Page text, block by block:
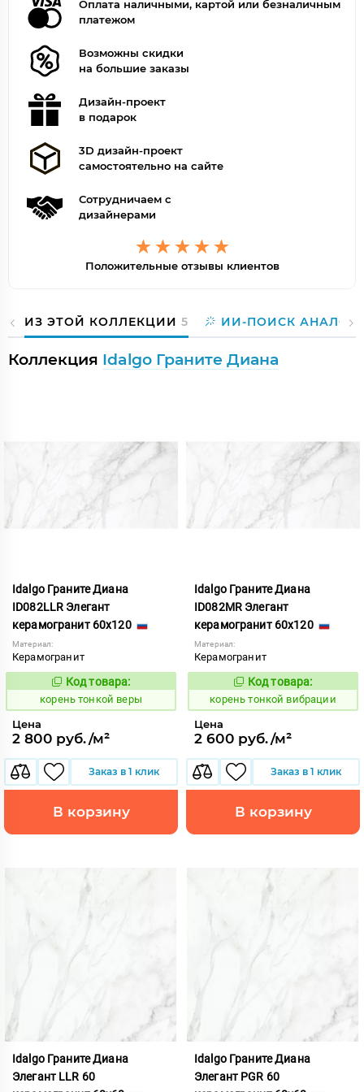
Оплата наличными, картой или безналичным
платежом
Возможны скидки
на большие заказы
Дизайн-проект
в подарок
3D дизайн-проект
самостоятельно на сайте
Сотрудничаем с
дизайнерами
Положительные отзывы клиентов
ИЗ ЭТОЙ КОЛЛЕКЦИИ 5 ИИ-ПОИСК
Коллекция Idalgo Граните Диана
Idalgo Граните Диана
ID082LLR Элегант
керамогранит 60x120
Материал:
Керамогранит
794008
Код товара:
корень тонкой веры
Цена
2 800 руб./м²
Заказ в 1 клик
В корзину
Idalgo Граните Диана
ID082MR Элегант
керамогранит 60x120
Материал:
Керамогранит
794010
Код товара:
корень тонкой вибрации
Цена
2 600 руб./м²
Заказ в 1 клик
В корзину
Idalgo Граните Диана
Элегант LLR 60
Idalgo Граните Диана
Элегант PGR 60